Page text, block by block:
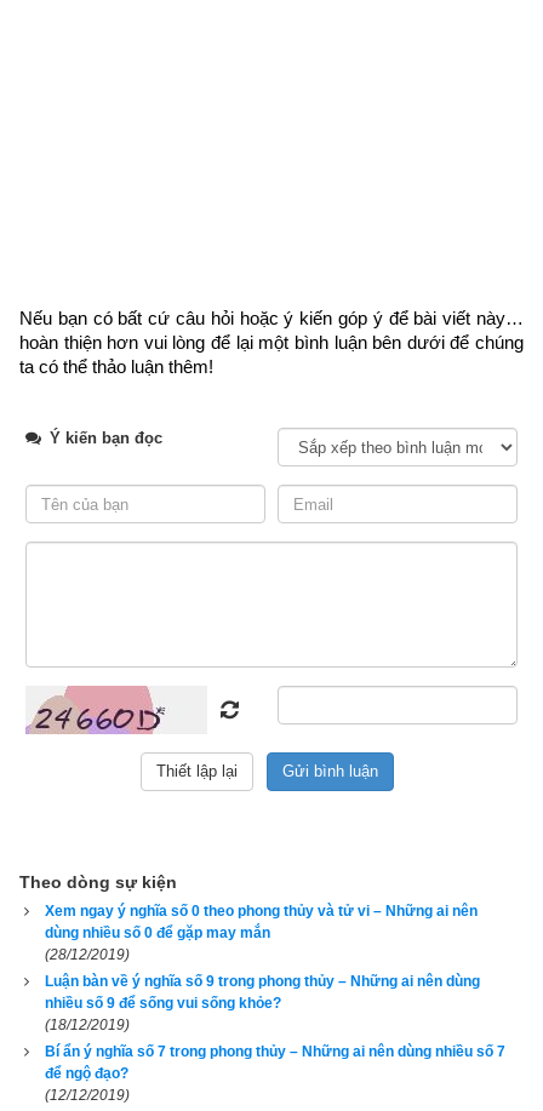
hiện nay đều khuyên người mệnh Kim dùng nhiều số 8 bởi
Thổ sinh Kim, đây là một nhầm lẫn rất tai hại bởi
mỗi người phụ thuộc vào tứ trụ mệnh hay bát tự
ngày tháng năm sinh) của người đó chứ đâu chỉ có dựa vào
năm sinh. Đó là bởi vì tại một thời điểm bất kỳ thì khí ngũ
hành ở thời điểm đó gồm các ngũ hành nào, suy vượng ra
sao sẽ được xác định bởi 4 trụ: Trụ giờ - Trụ ngày – Trụ tháng
– Trụ năm được mã hóa theo Thiên Can Địa Chi. Thiên Can
Nếu bạn có bất cứ câu hỏi hoặc ý kiến góp ý để bài viết này…
hoàn thiện hơn vui lòng để lại một bình luận bên dưới để chúng
ta có thể thảo luận thêm!
Ý kiến bạn đọc
Theo dòng sự kiện
Xem ngay ý nghĩa số 0 theo phong thủy và tử vi – Những ai nên
dùng nhiều số 0 để gặp may mắn
(28/12/2019)
Luận bàn về ý nghĩa số 9 trong phong thủy – Những ai nên dùng
nhiều số 9 để sống vui sống khỏe?
(18/12/2019)
Bí ẩn ý nghĩa số 7 trong phong thủy – Những ai nên dùng nhiều số 7
để ngộ đạo?
(12/12/2019)